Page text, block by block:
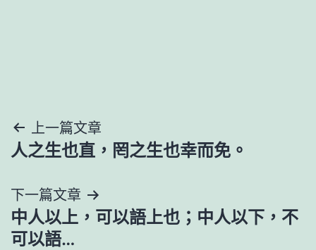
文
章
導
覽
上一篇文章
人之生也直，罔之生也幸而免。
下一篇文章
中人以上，可以語上也；中人以下，不
可以語…